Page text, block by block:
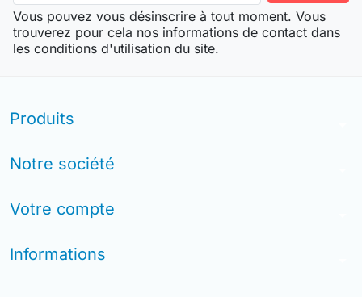
Vous pouvez vous désinscrire à tout moment. Vous
trouverez pour cela nos informations de contact dans
les conditions d'utilisation du site.
Produits
Notre société
Votre compte
Informations